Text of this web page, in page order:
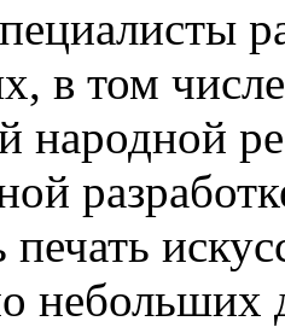
в том
народной
печать
небольших